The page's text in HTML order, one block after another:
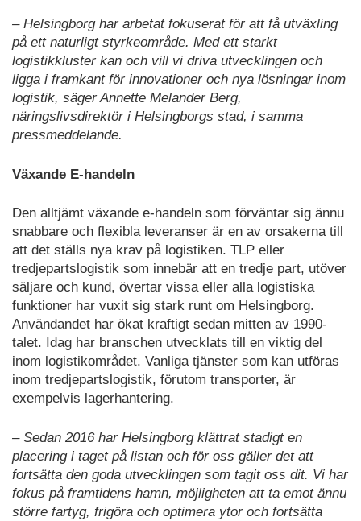
– Helsingborg har arbetat fokuserat för att få utväxling
på ett naturligt styrkeområde. Med ett starkt
logistikkluster kan och vill vi driva utvecklingen och
ligga i framkant för innovationer och nya lösningar inom
logistik, säger Annette Melander Berg,
näringslivsdirektör i Helsingborgs stad, i samma
pressmeddelande.
Växande E-handeln
Den alltjämt växande e-handeln som förväntar sig ännu
snabbare och flexibla leveranser är en av orsakerna till
att det ställs nya krav på logistiken. TLP eller
tredjepartslogistik som innebär att en tredje part, utöver
säljare och kund, övertar vissa eller alla logistiska
funktioner har vuxit sig stark runt om Helsingborg.
Användandet har ökat kraftigt sedan mitten av 1990-
talet. Idag har branschen utvecklats till en viktig del
inom logistikområdet. Vanliga tjänster som kan utföras
inom tredjepartslogistik, förutom transporter, är
exempelvis lagerhantering.
– Sedan 2016 har Helsingborg klättrat stadigt en
placering i taget på listan och för oss gäller det att
fortsätta den goda utvecklingen som tagit oss dit. Vi har
fokus på framtidens hamn, möjligheten att ta emot ännu
större fartyg, frigöra och optimera ytor och fortsätta